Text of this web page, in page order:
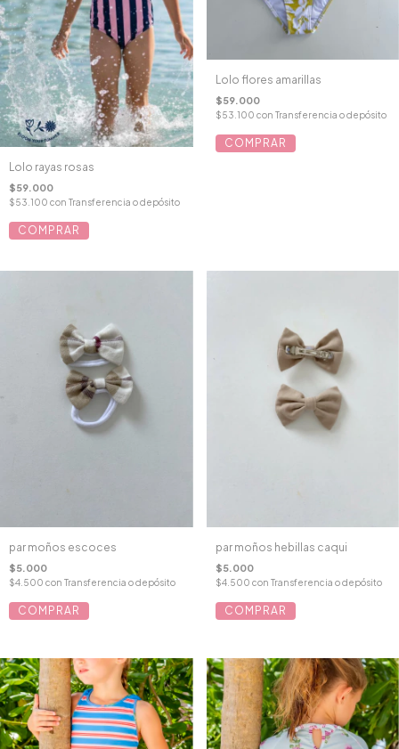
Lolo rayas rosas
$59.000
$53.100 con Transferencia o depósito
COMPRAR
Lolo flores amarillas
$59.000
$53.100 con Transferencia o depósito
COMPRAR
par moños escoces
$5.000
$4.500 con Transferencia o depósito
par moños hebillas caqui
$5.000
$4.500 con Transferencia o depósito